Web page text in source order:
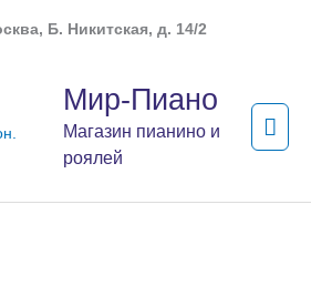
Б. Никитская, д. 14/2
Мир-Пиано
Магазин пианино и
роялей